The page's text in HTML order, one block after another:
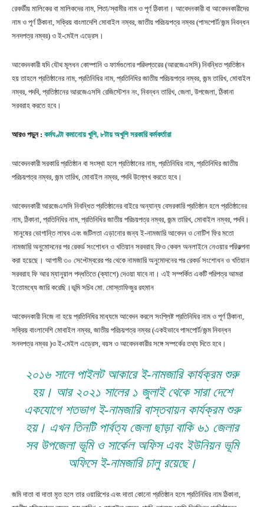
রেকর্ডীয় মালিকের বা মালিকদের নাম, পিতা/স্বামীর নাম ও পূর্ণ ঠিকানা। আবেদনকারী বা আবেদনকারীদের
নাম ও পূর্ণ ঠিকানা, সক্রিয় বাংলাদেশি মোবাইল নম্বর, জাতীয় পরিচয়পত্র নম্বর (পাসপোর্ট/জন্ম নিবন্ধন
সনদপত্র নম্বর) ও ই-মেইল এড্রেস।
আবেদনকারী যদি যৌথ মূলধন কোম্পানি ও ফার্মগুলোর পরিদপ্তরের (আরজেএসসি) নিবন্ধিত প্রতিষ্ঠান
হয় তাহলে প্রতিষ্ঠানের নাম, প্রতিনিধির নাম, প্রতিনিধির জাতীয় পরিচয়পত্র নম্বর, জন্ম তারিখ, মোবাইল
নম্বর, পদবি, প্রতিষ্ঠানের আরজেএসসি রেজিস্টেশন নং, নিবন্ধন তারিখ, জেলা, উপজেলা, ঠিকানা
সরবরাহ করতে হবে।
আরও পড়ুন : কর্মঘণ্টা কমানোয় খুশি, ৮টায় অখুশি সরকারি কর্মকর্তারা
আবেদনকারী সরকারি প্রতিষ্ঠান বা সংস্থা হলে প্রতিষ্ঠানের নাম, প্রতিনিধির নাম, প্রতিনিধির জাতীয়
পরিচয়পত্র নম্বর, জন্ম তারিখ, মোবাইল নম্বর, পদবি উল্লেখ করতে হবে।
আবেদনকারী আরজেএসসি নিবন্ধিত প্রতিষ্ঠানের বাইরে অন্যান্য বেসরকারি প্রতিষ্ঠান হলে প্রতিষ্ঠানের
নাম, ঠিকানা, প্রতিনিধির নাম, প্রতিনিধির জাতীয় পরিচয়পত্র নম্বর, জন্ম তারিখ, মোবাইল নম্বর, পদবি।
মানুষের ভোগান্তি লাঘব এবং জটিলতা এড়ানোর জন্য ই-নামজারি আবেদন ও নোটিশ ফির মতো
নামজারি অনুমোদনের পর রেকর্ড সংশোধন ও খতিয়ান সরবরাহ ফিও কেবল অনলাইনে নেওয়ার পরিকল্পনা
করা হয়েছে। আগামী ৩০ সেপ্টেম্বরের পর থেকে নামজারি অনুমোদনের পর রেকর্ড সংশোধন ও খতিয়ান
সরবরাহ ফি আর ম্যানুয়াল পদ্ধতিতে (ক্যাশে) দেওয়া যাবে না। এই সম্পর্কিত একটি পরিপত্র আমরা
ইতোমধ্যে জারি করেছি।ভূমি সচিব মো. মোস্তাফিজুর রহমান
আবেদনকারী নিজে না হয়ে প্রতিনিধির মাধ্যমে আবেদন করলে সংশ্লিষ্ট প্রতিনিধির নাম ও পূর্ণ ঠিকানা,
সক্রিয় বাংলাদেশি মোবাইল নম্বর, জাতীয় পরিচয়পত্র নম্বর (একইভাবে পাসপোর্ট/জন্ম নিবন্ধন
সনদপত্র নম্বর )ও ই-মেইল এড্রেস, বয়স ও আবেদনকারীর সঙ্গে সম্পর্কের তথ্য দিতে হবে।
২০১৬ সালে পাইলট আকারে ই-নামজারি কার্যক্রম শুরু
হয়। আর ২০২১ সালের ১ জুলাই থেকে সারা দেশে
একযোগে শতভাগ ই-নামজারি বাস্তবায়ন কার্যক্রম শুরু
হয়। এখন তিনটি পার্বত্য জেলা ছাড়া বাকি ৬১ জেলার
সব উপজেলা ভূমি ও সার্কেল অফিস এবং ইউনিয়ন ভূমি
অফিসে ই-নামজারি চালু রয়েছে।
জমি দাতা বা দাতা মৃত হলে তার ওয়ারিশের এবং দাতা কোনো প্রতিষ্ঠান হলে প্রতিনিধির নাম ঠিকানা,